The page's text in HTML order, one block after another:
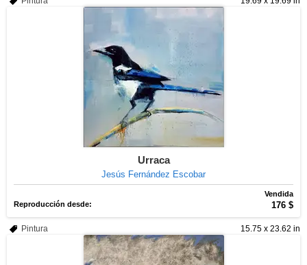
Urraca
Jesús Fernández Escobar
Vendida
Reproducción desde:
176 $
15.75 x 23.62 in
Pintura